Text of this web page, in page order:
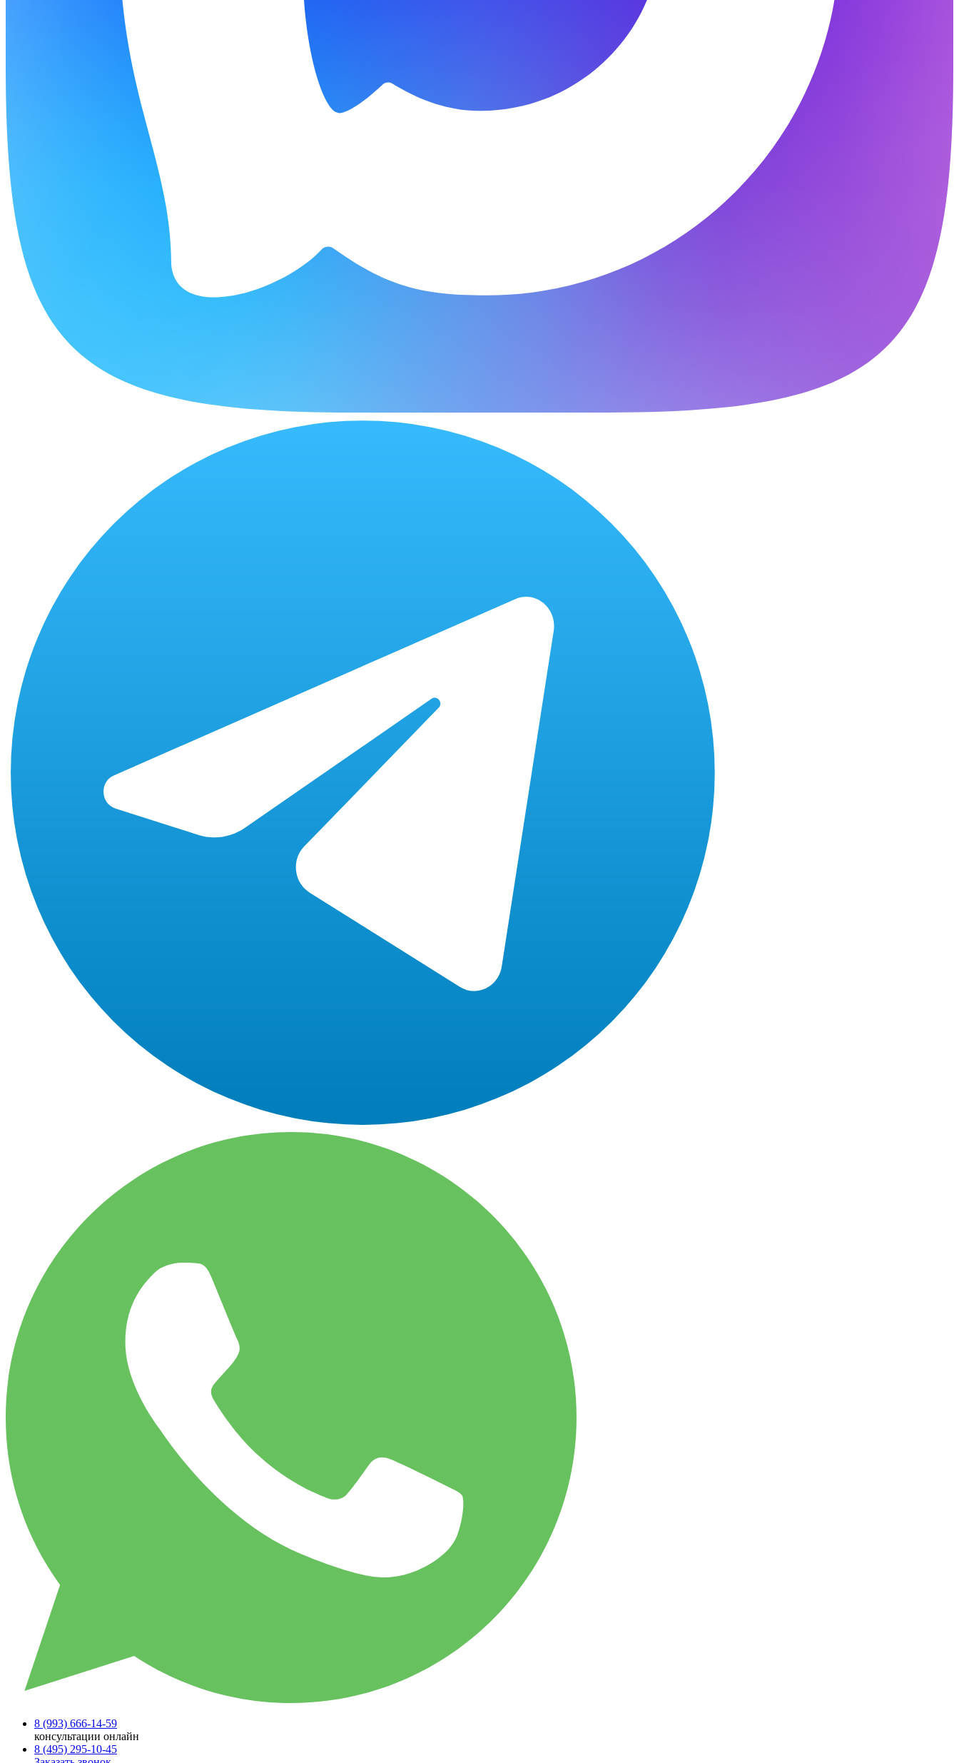
8 (993) 666-14-59
консультации онлайн
8 (495) 295-10-45